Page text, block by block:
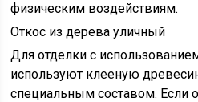
физическим воздействиям.
Откос из дерева уличный
Для отделки с
используют клееную
специальным составом. Если